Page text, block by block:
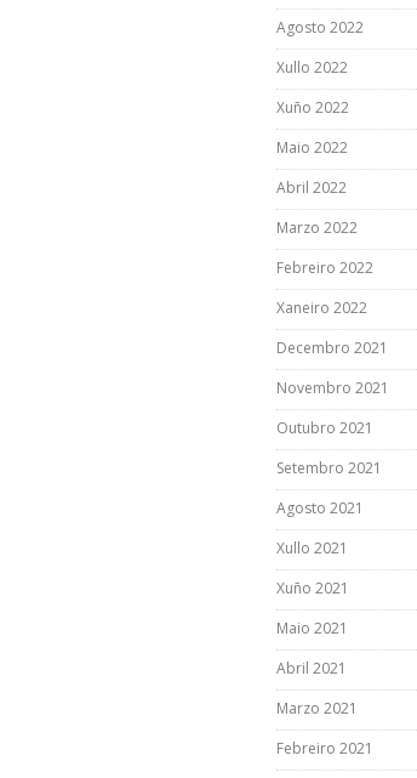
Agosto 2022
Xullo 2022
Xuño 2022
Maio 2022
Abril 2022
Marzo 2022
Febreiro 2022
Xaneiro 2022
Decembro 2021
Novembro 2021
Outubro 2021
Setembro 2021
Agosto 2021
Xullo 2021
Xuño 2021
Maio 2021
Abril 2021
Marzo 2021
Febreiro 2021